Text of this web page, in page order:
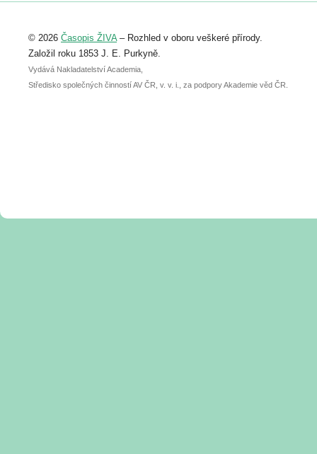
abstraktu přihlášené přednášky nebo
posteru je už 30. června.
© 2026 Časopis ŽIVA– Rozhled v oboru veškeré přírody.
Založil roku 1853 J. E. Purkyně.
Vydává Nakladatelství Academia,
Středisko společných činností AV ČR, v. v. i., za podpory Akademie věd ČR.